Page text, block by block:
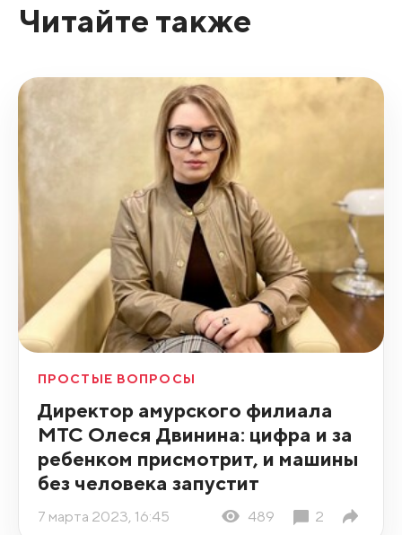
Читайте также
ПРОСТЫЕ ВОПРОСЫ
Директор амурского филиала
МТС Олеся Двинина: цифра и за
ребенком присмотрит, и машины
без человека запустит
7 марта 2023, 16:45 489 2